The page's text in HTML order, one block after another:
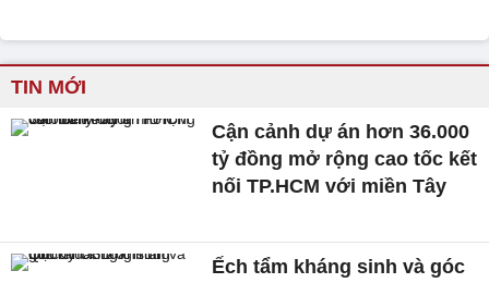
TIN MỚI
Cận cảnh dự án hơn 36.000
tỷ đồng mở rộng cao tốc kết
nối TP.HCM với miền Tây
Ếch tẩm kháng sinh và góc